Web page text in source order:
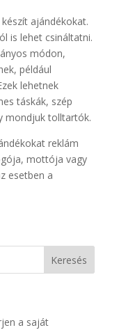
készít ajándékokat.
is lehet csináltatni.
módon,
például
lehetnek
táskák, szép
mondjuk tolltartók.
reklám
mottója vagy
esetben a
a saját